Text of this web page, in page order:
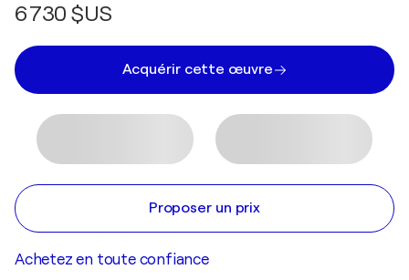
6 730 $US
Acquérir cette œuvre
Proposer un prix
Achetez en toute confiance